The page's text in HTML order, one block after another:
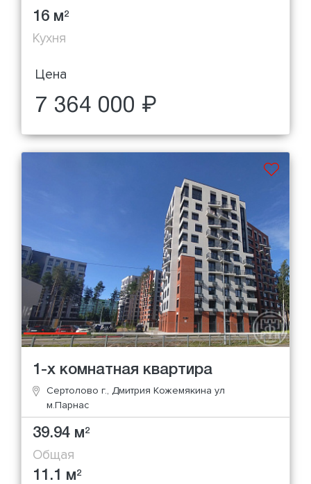
16 м2
Кухня
Цена
7 364 000 ₽
1-х комнатная квартира
Сертолово г., Дмитрия Кожемякина ул
м.Парнас
39.94 м2
Общая
11.1 м2